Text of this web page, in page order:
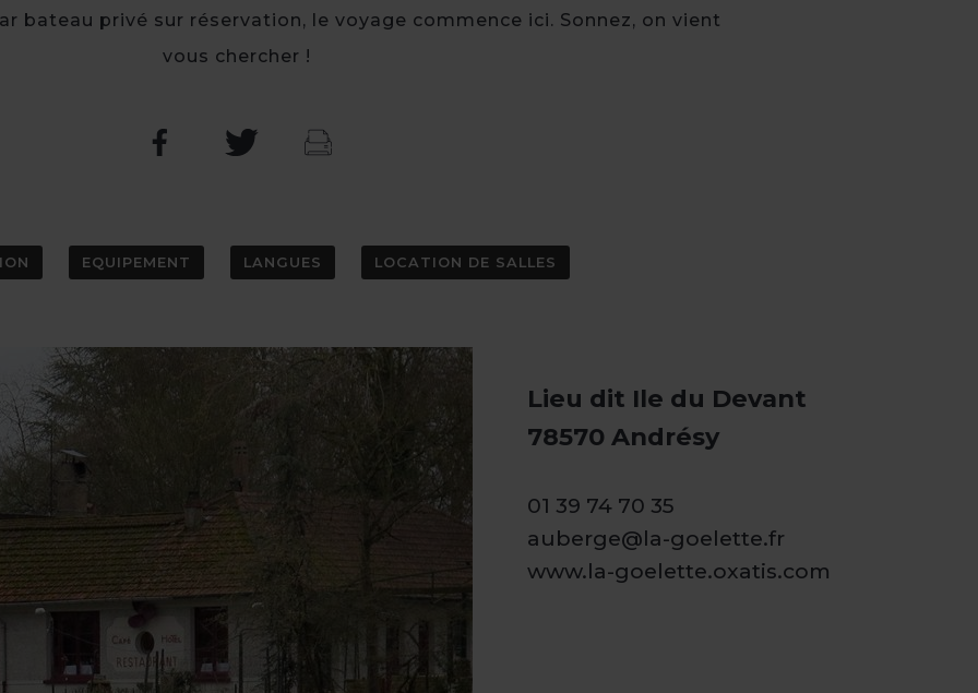
bateau privé sur réservation, le voyage commence ici. Sonnez, on vient
vous chercher !
EQUIPEMENT LANGUES LOCATION DE SALLES
Lieu dit Ile du Devant
78570 Andrésy
01 39 74 70 35
auberge@la-goelette.fr
www.la-goelette.oxatis.com